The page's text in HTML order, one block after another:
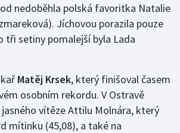
nedoběhla polská favoritka Natalie
Jíchovou porazila pouze
tři setiny pomalejší byla Lada
Matěj Krsek, který finišoval časem
osobním rekordu. V Ostravě
vítěze Attilu Molnára, který
mítinku (45,08), a také na